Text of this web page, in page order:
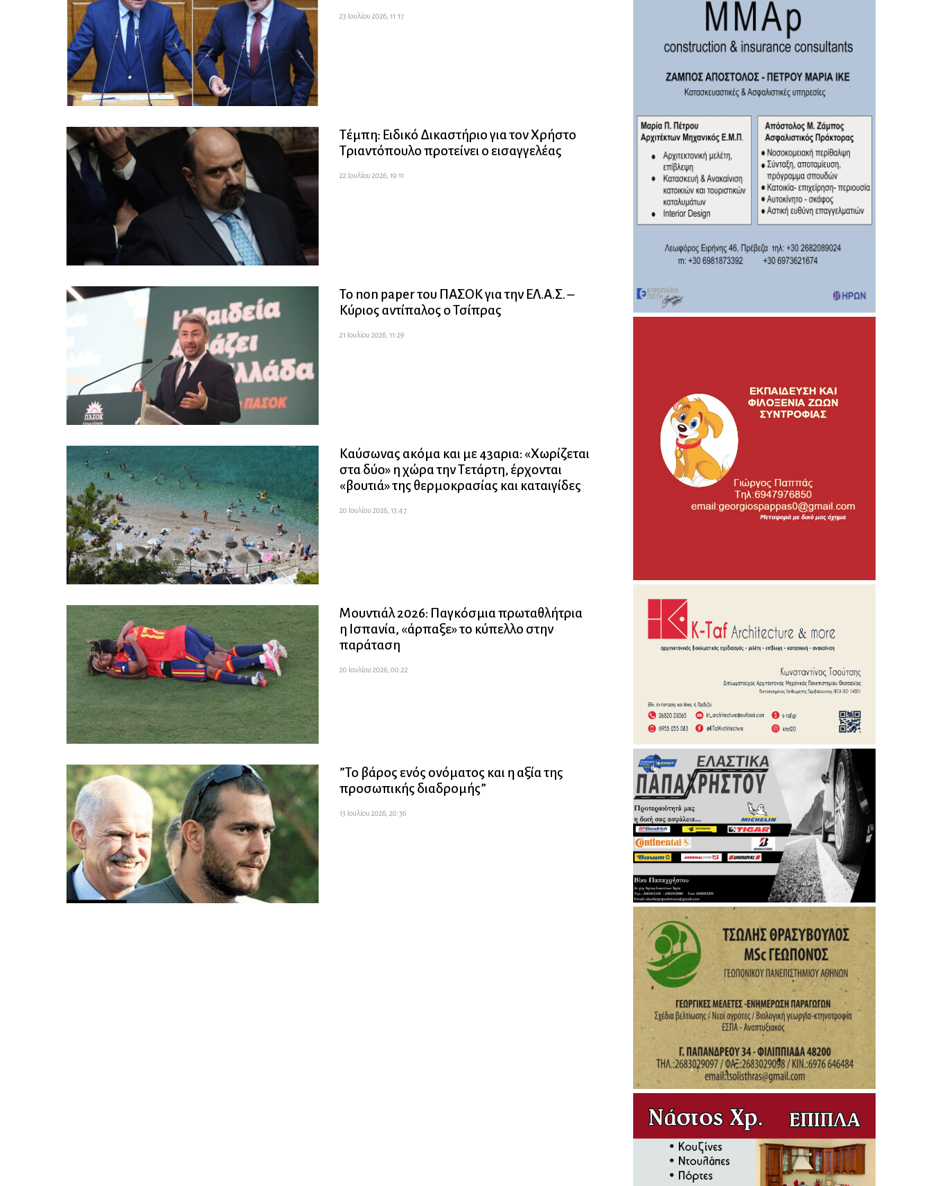
23 Ιουλίου 2026, 11:17
Τέμπη: Ειδικό Δικαστήριο για τον Χρήστο
Τριαντόπουλο προτείνει ο εισαγγελέας
22 Ιουλίου 2026, 19:11
Το non paper του ΠΑΣΟΚ για την ΕΛ.Α.Σ. –
Κύριος αντίπαλος ο Τσίπρας
21 Ιουλίου 2026, 11:29
Καύσωνας ακόμα και με 43αρια: «Χωρίζεται
στα δύο» η χώρα την Τετάρτη, έρχονται
«βουτιά» της θερμοκρασίας και καταιγίδες
20 Ιουλίου 2026, 13:47
Μουντιάλ 2026: Παγκόσμια πρωταθλήτρια
η Ισπανία, «άρπαξε» το κύπελλο στην
παράταση
20 Ιουλίου 2026, 00:22
”Το βάρος ενός ονόματος και η αξία της
προσωπικής διαδρομής”
13 Ιουλίου 2026, 20:36